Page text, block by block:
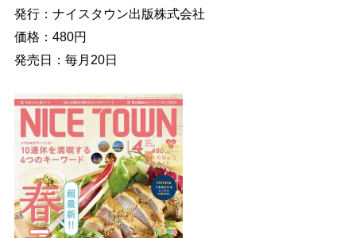
発行：ナイスタウン出版株式会社
価格：480円
発売日：毎月20日